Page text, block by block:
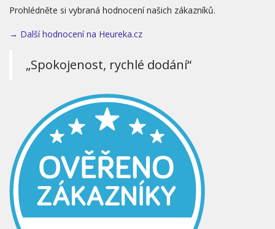
Prohlédněte si vybraná hodnocení našich zákazníků.
→ Další hodnocení na Heureka.cz
„Spokojenost, rychlé dodání“